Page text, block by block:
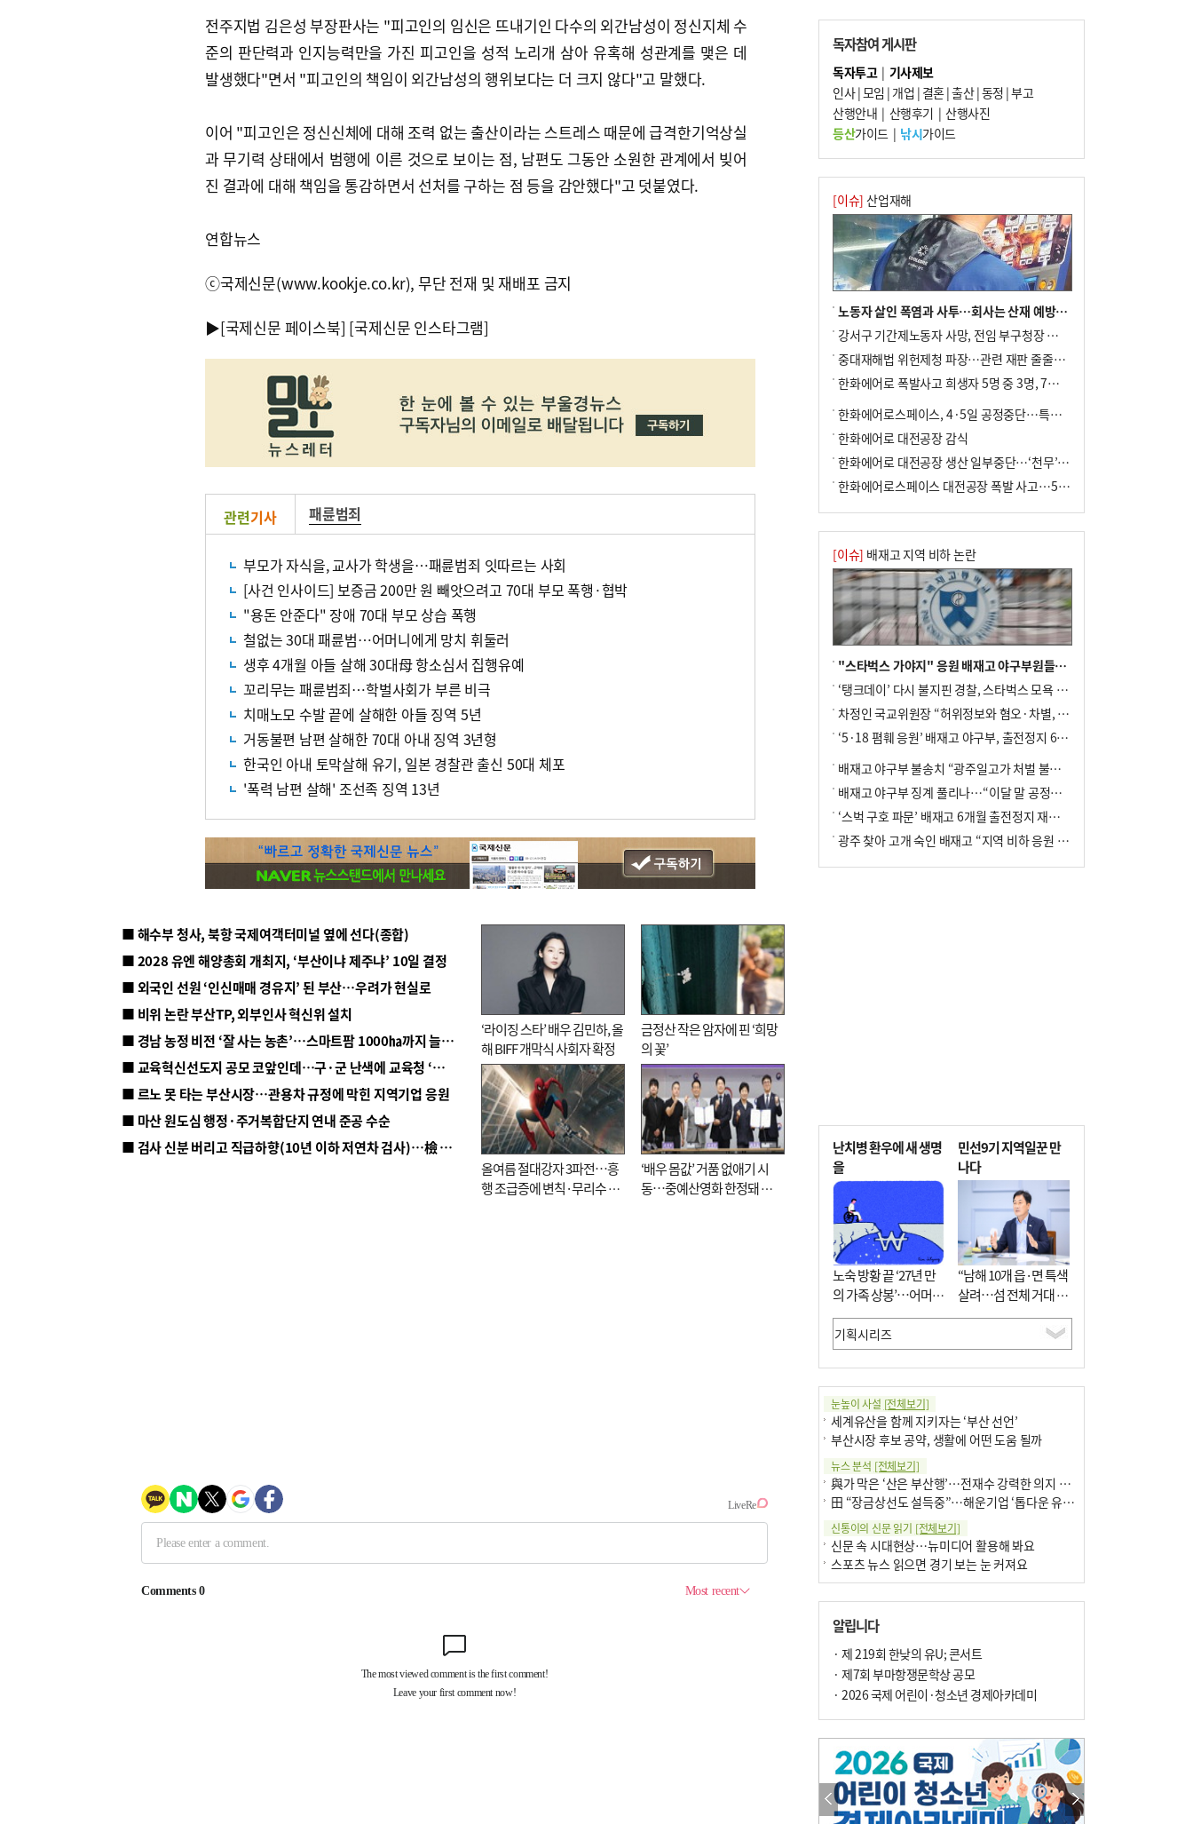
전주지법 김은성 부장판사는 "피고인의 임신은 뜨내기인 다수의 외간남성이 정신지체 수
준의 판단력과 인지능력만을 가진 피고인을 성적 노리개 삼아 유혹해 성관계를 맺은 데
발생했다"면서 "피고인의 책임이 외간남성의 행위보다는 더 크지 않다"고 말했다.
이어 "피고인은 정신신체에 대해 조력 없는 출산이라는 스트레스 때문에 급격한기억상실
과 무기력 상태에서 범행에 이른 것으로 보이는 점, 남편도 그동안 소원한 관계에서 빚어
진 결과에 대해 책임을 통감하면서 선처를 구하는 점 등을 감안했다"고 덧붙였다.
연합뉴스
ⓒ국제신문(www.kookje.co.kr), 무단 전재 및 재배포 금지
▶[국제신문 페이스북] [국제신문 인스타그램]
관련기사 패륜범죄
부모가 자식을, 교사가 학생을…패륜범죄 잇따르는 사회
[사건 인사이드] 보증금 200만 원 빼앗으려고 70대 부모 폭행·협박
"용돈 안준다" 장애 70대 부모 상습 폭행
철없는 30대 패륜범…어머니에게 망치 휘둘러
생후 4개월 아들 살해 30대母 항소심서 집행유예
꼬리무는 패륜범죄…학벌사회가 부른 비극
치매노모 수발 끝에 살해한 아들 징역 5년
거동불편 남편 살해한 70대 아내 징역 3년형
한국인 아내 토막살해 유기, 일본 경찰관 출신 50대 체포
'폭력 남편 살해' 조선족 징역 13년
■ 해수부 청사, 북항 국제여객터미널 옆에 선다(종합)
■ 2028 유엔 해양총회 개최지, ‘부산이냐 제주냐’ 10일 결정
■ 외국인 선원 ‘인신매매 경유지’ 된 부산…우려가 현실로
■ 비위 논란 부산TP, 외부인사 혁신위 설치
■ 경남 농정 비전 ‘잘 사는 농촌’…스마트팜 1000㏊까지 늘린다
■ 교육혁신선도지 공모 코앞인데…구·군 난색에 교육청 ‘쩔쩔’
■ 르노 못 타는 부산시장…관용차 규정에 막힌 지역기업 응원
■ 마산 원도심 행정·주거복합단지 연내 준공 수순
■ 검사 신분 버리고 직급하향(10년 이하 저연차 검사)…檢 중수청행 기피
‘라이징 스타’ 배우 김민하, 올
해 BIFF 개막식 사회자 확정
금정산 작은 암자에 핀 ‘희망
의 꽃’
올여름 절대강자 3파전…흥
행 조급증에 변칙·무리수 마
‘배우 몸값’ 거품 없애기 시
동…중예산영화 한정돼 실
7
“낙동강권 삼락·을숙도·다대포 연결해 서
부산 관광 키우자”
8
오늘의 날씨- 2026년 8월 7일
9
외국인 선원 ‘인신매매 경유지’ 된 부산…
우려가 현실로
10 [사설] 해수부 신청사 북항으로 확정, 해양
수도 도약의 전환점
독자참여 게시판
독자투고| 기사제보
인사|모임 | 개업 | 결혼|출산|동정 |부고
산행안내 | 산행후기 | 산행사진
등산가이드| 낚시가이드
[이슈] 산업재해
노동자 살인 폭염과 사투…회사는 산재 예방·전기료 절감 전력
강서구 기간제노동자 사망, 전임 부구청장 檢 송치
중대재해법 위헌제청 파장…관련 재판 줄줄이 브레이크
한화에어로 폭발사고 희생자 5명 중 3명, 7일 영면
한화에어로스페이스, 4·5일 공정중단…특별 안전점검
한화에어로 대전공장 감식
한화에어로 대전공장 생산 일부중단…‘천무’ 수출 비상
한화에어로스페이스 대전공장 폭발 사고…5명 사망·2명 부상(종합)
[이슈] 배재고 지역 비하 논란
"스타벅스 가야지" 응원 배재고 야구부원들, 학교서 징계 처분
‘탱크데이’ 다시 불지핀 경찰, 스타벅스 모욕 혐의 압수수색
차정인 국교위원장 “허위정보와 혐오·차별, 학교 교실까지 유입"
‘5·18 폄훼 응원’ 배재고 야구부, 출전정지 6개월→1개월 감경
배재고 야구부 불송치 “광주일고가 처벌 불원 의사 표해”
배재고 야구부 징계 풀리나…“이달 말 공정위서 재심의”
‘스벅 구호 파문’ 배재고 6개월 출전정지 재심 신청키로
광주 찾아 고개 숙인 배재고 “지역 비하 응원 잘못”(종합)
난치병 환우에 새 생명
을
노숙 방황 끝 ‘27년 만
의 가족 상봉’…어머니
와 행복 꿈꿔
민선9기 지역일꾼 만
나다
“남해 10개 읍·면 특색
살려…섬 전체 거대 정
원으로 조성”
눈높이 사설 [전체보기]
세계유산을 함께 지키자는 ‘부산 선언’
부산시장 후보 공약, 생활에 어떤 도움 될까
뉴스 분석 [전체보기]
與가 막은 ‘산은 부산행’…전재수 강력한 의지 표명 없인 공염불
田 “장금상선도 설득중”…해운기업 ‘톱다운 유치전’ 가속
신통이의 신문 읽기 [전체보기]
신문 속 시대현상…뉴미디어 활용해 봐요
스포츠 뉴스 읽으면 경기 보는 눈 커져요
구·군 승진 축하화분 관행 없애자니 소상공인 울상
팩트체크[전체보기]
의령 한우산 털중나리
한 손 뉴스[전체보기]
시민이 개발한 폭염 대응 앱 ‘그늘로’ 길안내 지도 등 인기
골목 맛집 발굴 고메 셀렉션…부산시, 페스티벌 시월 연계
알립니다
· 제 219회 한낮의 유U; 콘서트
· 제7회 부마항쟁문학상 공모
· 2026 국제 어린이·청소년 경제아카데미